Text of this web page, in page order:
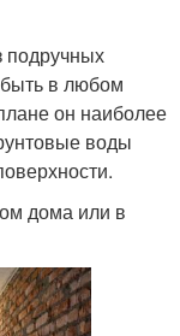
погреб
из
листов
под ключ
подручных
в любом
он наиболее
воды
дома или в